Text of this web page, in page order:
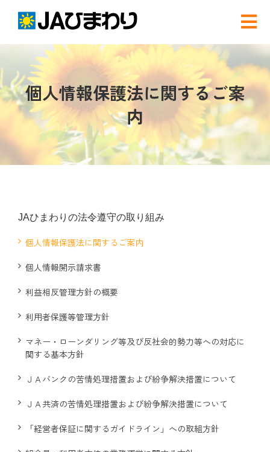
content
索
…
農と食
グリーンセンター
農産物直売事業とは
部会のご案内
営農事業店舗
個人情報保護法に関するご案
内
JAひまわりの法令遵守の取り組み
個人情報保護法に関するご案内
個人情報開示請求書
利益相反管理方針の概要
利用者保護等管理方針
マネー・ローンダリング等及び反社会的勢力等への対応に
関する基本方針
ＪＡバンクの苦情処理措置および紛争解決措置について
ＪＡ共済の苦情処理措置および紛争解決措置について
「経営者保証に関するガイドライン」への取組方針